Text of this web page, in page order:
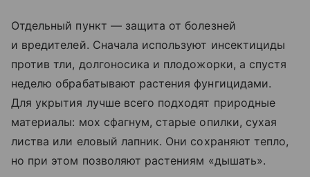
Отдельный пункт — защита от болезней
и вредителей. Сначала используют инсектициды
против тли, долгоносика и плодожорки, а спустя
неделю обрабатывают растения фунгицидами.
Для укрытия лучше всего подходят природные
материалы: мох сфагнум, старые опилки, сухая
листва или еловый лапник. Они сохраняют тепло,
но при этом позволяют растениям «дышать».